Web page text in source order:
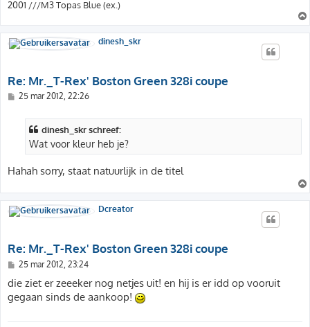
2001 ///M3 Topas Blue (ex.)
dinesh_skr
Re: Mr._T-Rex' Boston Green 328i coupe
B25 mar 2012, 22:26
dinesh_skr schreef:
Wat voor kleur heb je?
Hahah sorry, staat natuurlijk in de titel
Dcreator
Re: Mr._T-Rex' Boston Green 328i coupe
B
r
i
c
25 mar 2012, 23:24
die ziet er zeeeker nog netjes uit! en hij is er idd op vooruit
gegaan sinds de aankoop!